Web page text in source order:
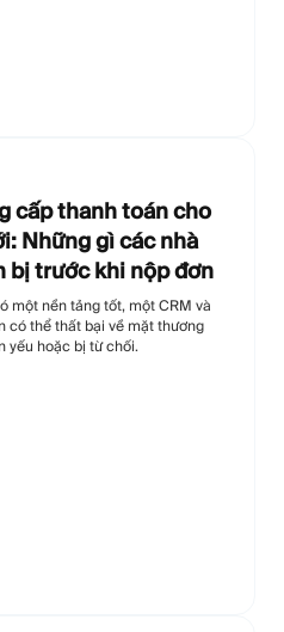
cấp thanh toán cho
Những gì các nhà
bị trước khi nộp đơn
một nền tảng tốt, một CRM và
có thể thất bại về mặt thương
yếu hoặc bị từ chối.